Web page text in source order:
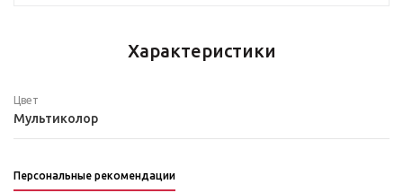
Характеристики
Цвет
Мультиколор
Персональные рекомендации